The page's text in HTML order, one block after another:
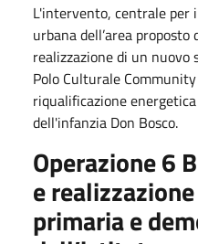
L'intervento, centrale per
urbana dell’area
realizzazione di un nuovo
Polo Culturale
riqualificazione
dell'infanzia Don Bosco.
Operazione 6
e
primaria e